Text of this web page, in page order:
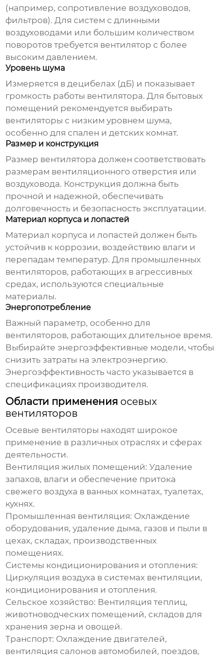
(например, сопротивление воздуховодов,
фильтров). Для систем с длинными
воздуховодами или большим количеством
поворотов требуется вентилятор с более
высоким давлением.
Уровень шума
Измеряется в децибелах (дБ) и показывает
громкость работы вентилятора. Для бытовых
помещений рекомендуется выбирать
вентиляторы с низким уровнем шума,
особенно для спален и детских комнат.
Размер и конструкция
Размер вентилятора должен соответствовать
размерам вентиляционного отверстия или
воздуховода. Конструкция должна быть
прочной и надежной, обеспечивать
долговечность и безопасность эксплуатации.
Материал корпуса и лопастей
Материал корпуса и лопастей должен быть
устойчив к коррозии, воздействию влаги и
перепадам температур. Для промышленных
вентиляторов, работающих в агрессивных
средах, используются специальные
материалы.
Энергопотребление
Важный параметр, особенно для
вентиляторов, работающих длительное время.
Выбирайте энергоэффективные модели, чтобы
снизить затраты на электроэнергию.
Энергоэффективность часто указывается в
спецификациях производителя.
Области применения осевых
вентиляторов
Осевые вентиляторы находят широкое
применение в различных отраслях и сферах
деятельности.
Вентиляция жилых помещений: Удаление
запахов, влаги и обеспечение притока
свежего воздуха в ванных комнатах, туалетах,
кухнях.
Промышленная вентиляция: Охлаждение
оборудования, удаление дыма, газов и пыли в
цехах, складах, производственных
помещениях.
Системы кондиционирования и отопления:
Циркуляция воздуха в системах вентиляции,
кондиционирования и отопления.
Сельское хозяйство: Вентиляция теплиц,
животноводческих помещений, складов для
хранения зерна и овощей.
Транспорт: Охлаждение двигателей,
вентиляция салонов автомобилей, поездов,